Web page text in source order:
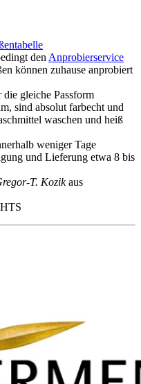
den Anprobierservice
können zuhause anprobiert
gleiche Passform
sind absolut farbecht und
waschen und heiß
weniger Tage
und Lieferung etwa 8 bis
T. Kozikaus